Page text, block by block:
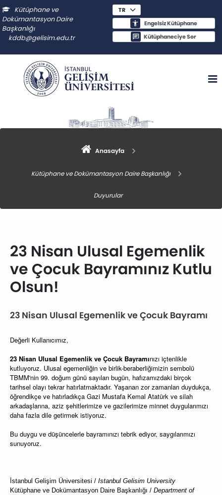
Kütüphane ve
Dokümantasyon Daire
Başkanlığı
kddb@gelisim.edu.tr
Engelsiz Kütüphane
Kütüphaneciye Sor
Anasayfa
Kütüphane ve Dokümantasyon Daire Başkanlığı
Duyurular
23 Nisan Ulusal Egemenlik
ve Çocuk Bayramınız Kutlu
Olsun!
23 Nisan Ulusal Egemenlik ve Çocuk Bayramı
Değerli Kullanıcımız,
23 Nisan Ulusal Egemenlik ve Çocuk Bayramınızı içtenlikle
kutluyoruz. Ulusal egemenliğin ve birlik-beraberliğimizin sembolü
TBMM'nin 99. doğum günü sayılan bugün, hafızamızdaki birçok
tarihsel olayı tekrar hatırlatmaktadır. Yaşanan zor zamanları duydukça,
öğrendikçe ve hatırladıkça Gazi Mustafa Kemal Atatürk ve silah
arkadaşlarına, aziz şehitlerimize ve gazilerimize minnet duygularımızı
daha fazla dile getirmek istiyoruz.
Bu duygu ve düşüncelerle bayramınızı tebrik ediyor, saygılarımızı
sunuyoruz.
İstanbul Gelişim Üniversitesi / Istanbul Gelisim University
Kütüphane ve Dokümantasyon Daire Başkanlığı / Department of